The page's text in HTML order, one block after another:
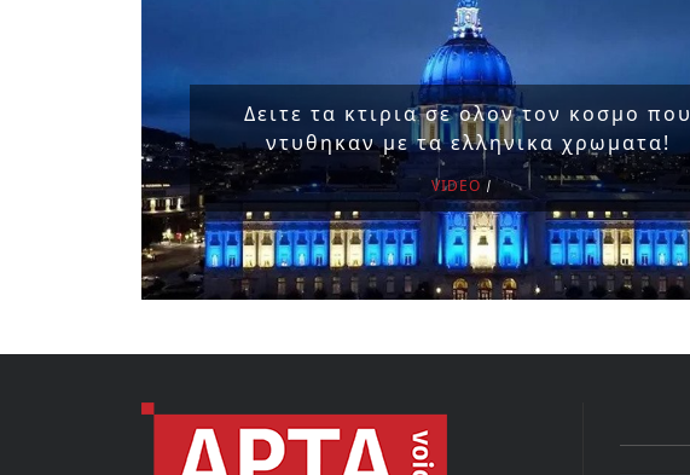
Δειτε τα κτιρια σε ολον τον κοσμο που
ντυθηκαν με τα ελληνικα χρωματα!
VIDEO